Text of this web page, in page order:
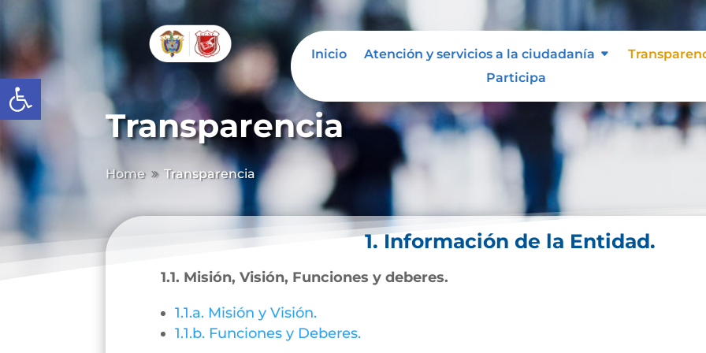
Abrir barra de herramientas
Inicio Atención y servicios a la ciudadanía
Participa
Transparencia
Home 9 Transparencia
1. Información de la Entidad.
1.1. Misión, Visión, Funciones y deberes.
1.1.a. Misión y Visión.
1.1.b. Funciones y Deberes.